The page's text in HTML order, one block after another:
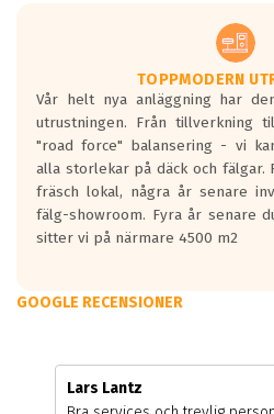
TOPPMODERN
Vår helt nya anläggning har
utrustningen. Från tillverkning
"road force" balansering - vi
alla storlekar på däck och fälgar.
fräsch lokal, några år senare
fälg-showroom. Fyra år senare
sitter vi på närmare 4500 m2
GOOGLE RECENSIONER
Lars Lantz